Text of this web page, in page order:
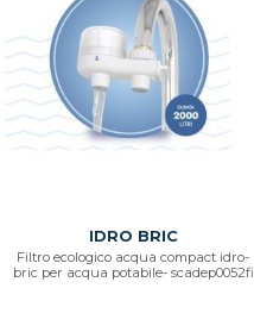
IDRO BRIC
Filtro ecologico acqua compact idro-
bric per acqua potabile- scadep0052fi